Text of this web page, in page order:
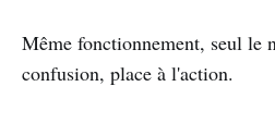
Même fonctionnement, seul le
confusion, place à l'action.